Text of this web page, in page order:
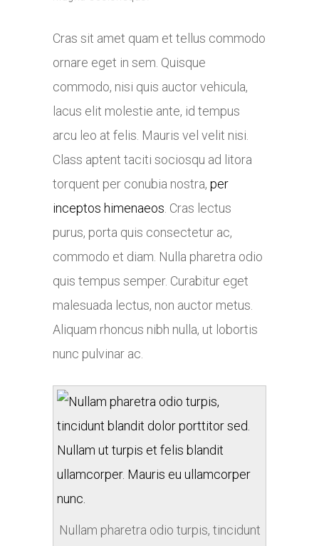
Cras sit amet quam et tellus commodo
ornare eget in sem. Quisque
commodo, nisi quis auctor vehicula,
lacus elit molestie ante, id tempus
arcu leo at felis. Mauris vel velit nisi.
Class aptent taciti sociosqu ad litora
torquent per conubia nostra, per
inceptos himenaeos. Cras lectus
purus, porta quis consectetur ac,
commodo et diam. Nulla pharetra odio
quis tempus semper. Curabitur eget
malesuada lectus, non auctor metus.
Aliquam rhoncus nibh nulla, ut lobortis
nunc pulvinar ac.
Nullam pharetra odio turpis, tincidunt